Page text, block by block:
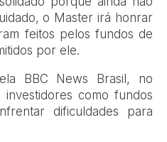
o Master irá honrar
feitos pelos fundos de
por ele.
BBC News Brasil, no
como fundos
dificuldades para